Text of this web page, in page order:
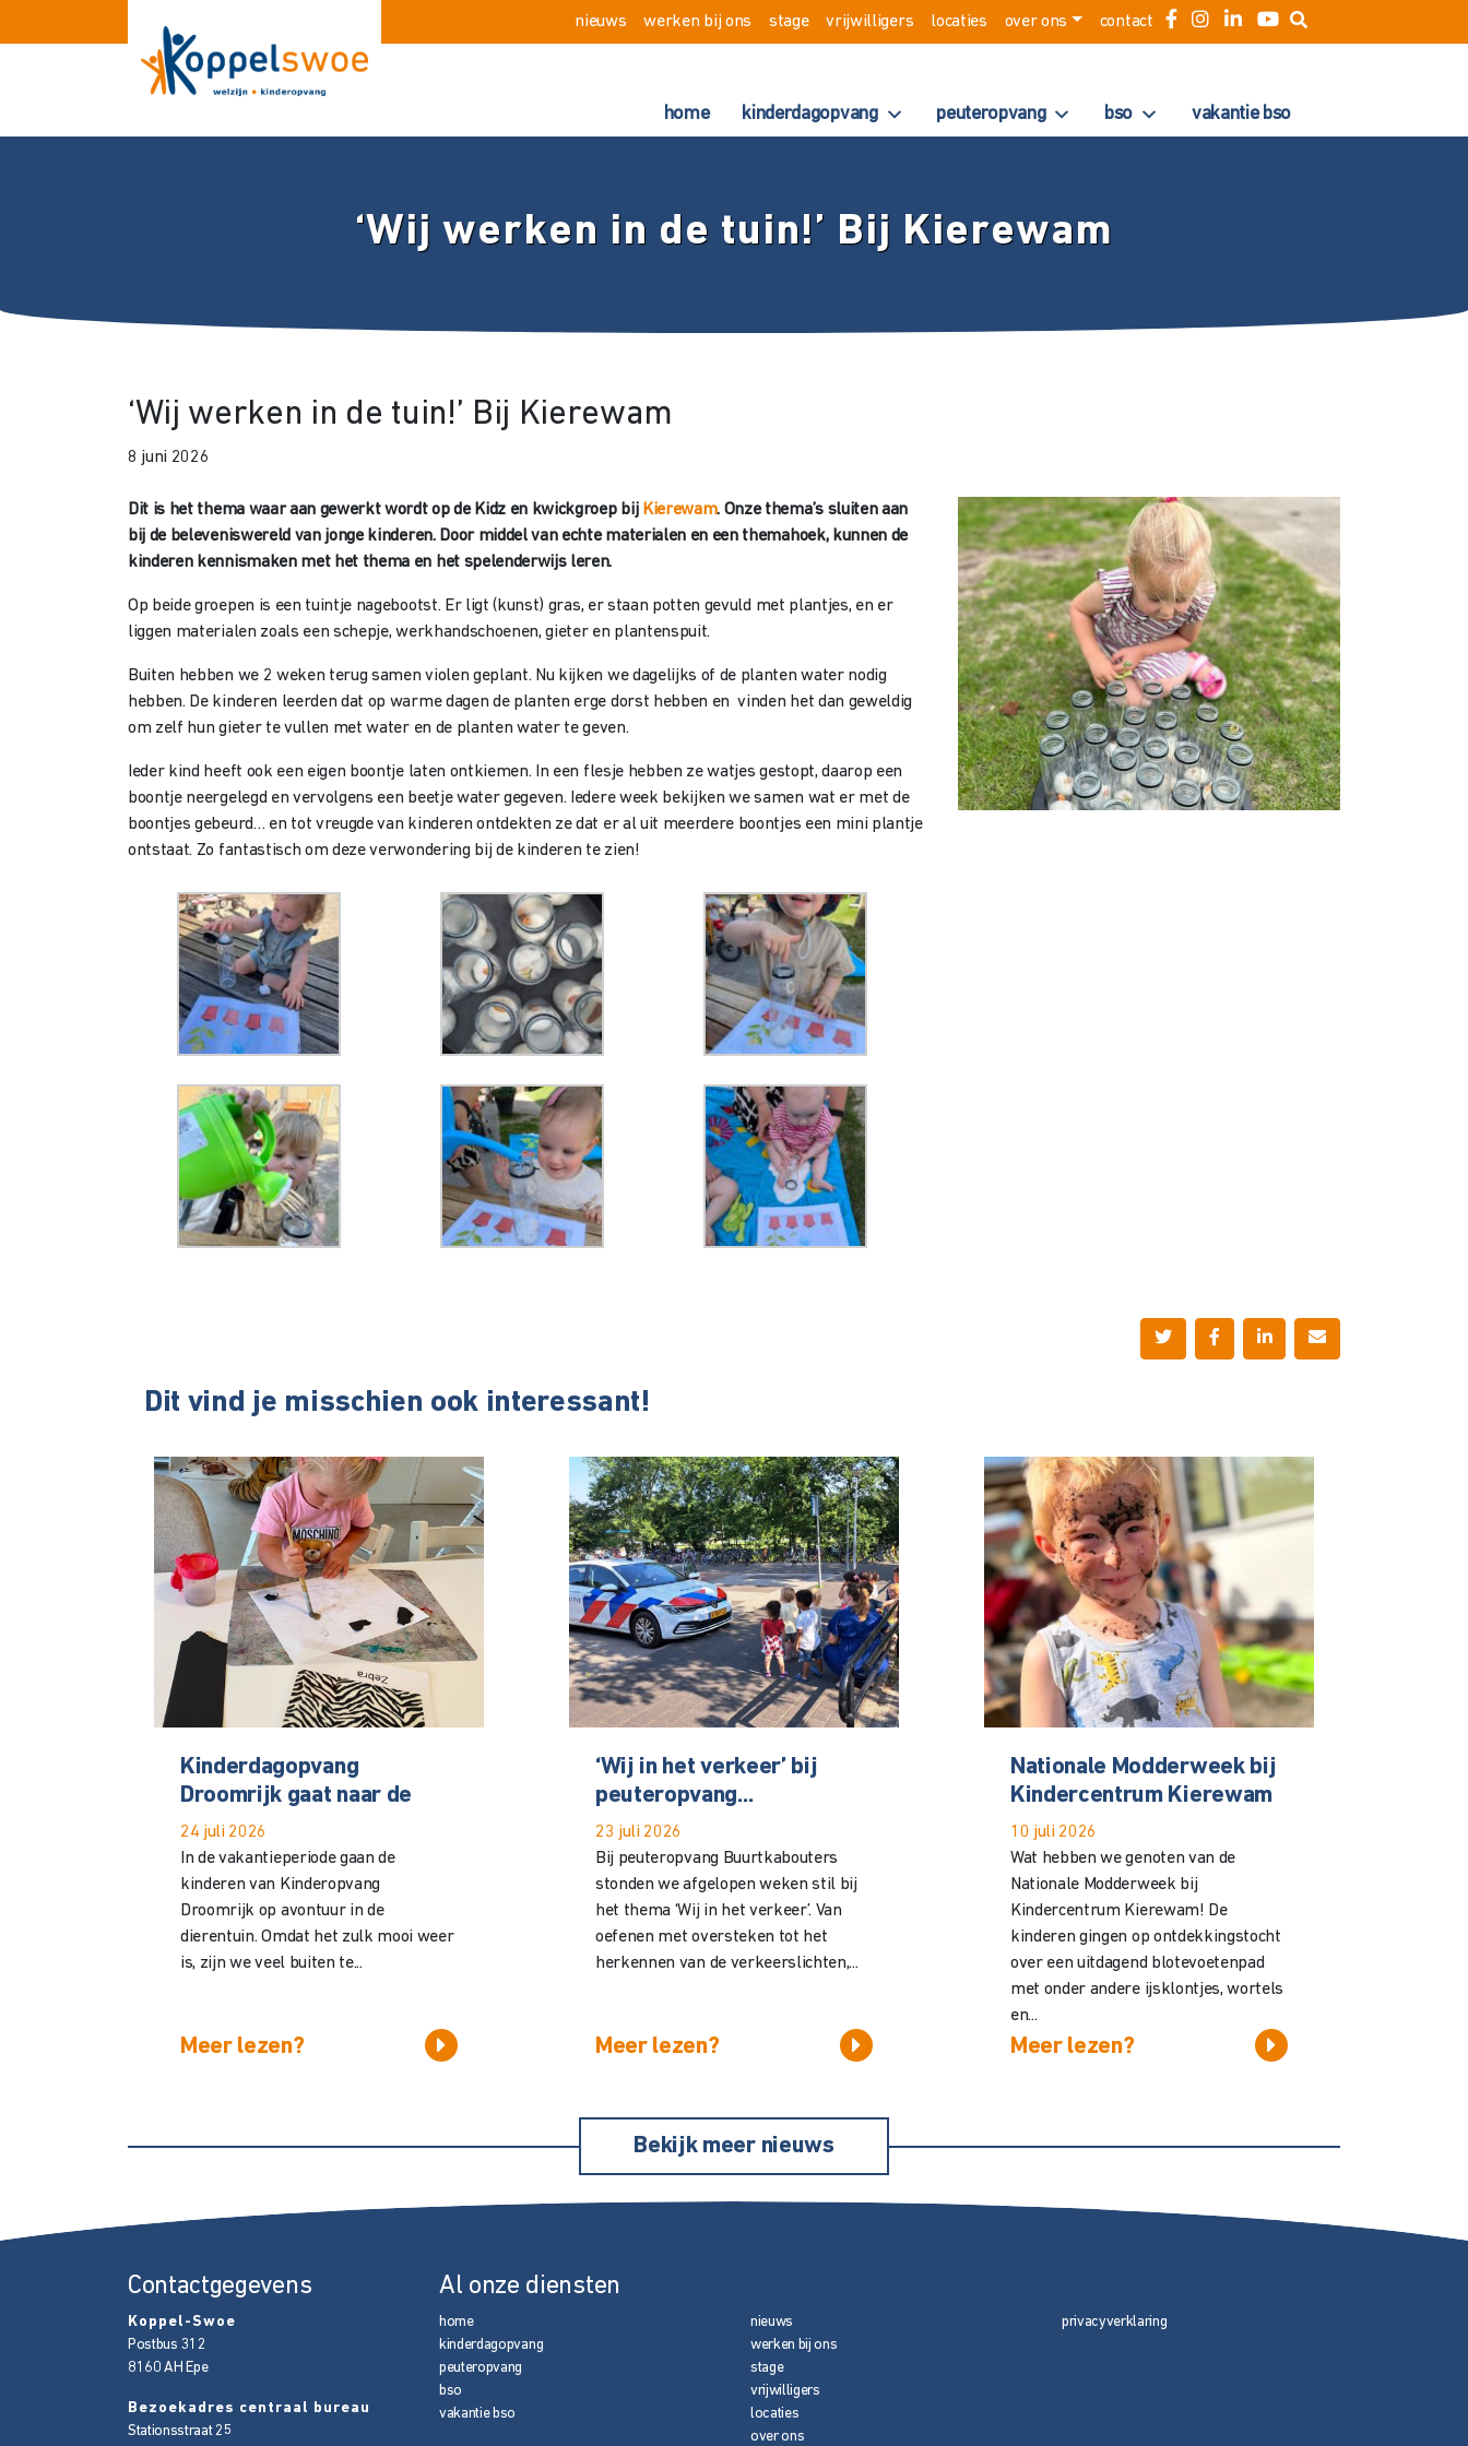
nieuws werken bij ons stage vrijwilligers locaties over ons contact
home kinderdagopvang peuteropvang bso vakantie bso
‘Wij werken in de tuin!’ Bij Kierewam
‘Wij werken in de tuin!’ Bij Kierewam
8 juni 2026
Dit is het thema waar aan gewerkt wordt op de Kidz en kwickgroep bij Kierewam. Onze thema’s sluiten aan
bij de beleveniswereld van jonge kinderen. Door middel van echte materialen en een themahoek, kunnen de
kinderen kennismaken met het thema en het spelenderwijs leren.
Op beide groepen is een tuintje nagebootst. Er ligt (kunst) gras, er staan potten gevuld met plantjes, en er
liggen materialen zoals een schepje, werkhandschoenen, gieter en plantenspuit.
Buiten hebben we 2 weken terug samen violen geplant. Nu kijken we dagelijks of de planten water nodig
hebben. De kinderen leerden dat op warme dagen de planten erge dorst hebben en vinden het dan geweldig
om zelf hun gieter te vullen met water en de planten water te geven.
Ieder kind heeft ook een eigen boontje laten ontkiemen. In een flesje hebben ze watjes gestopt, daarop een
boontje neergelegd en vervolgens een beetje water gegeven. Iedere week bekijken we samen wat er met de
boontjes gebeurd… en tot vreugde van kinderen ontdekten ze dat er al uit meerdere boontjes een mini plantje
ontstaat. Zo fantastisch om deze verwondering bij de kinderen te zien!
Dit vind je misschien ook interessant!
Kinderdagopvang
Droomrijk gaat naar de
24 juli 2026
In de vakantieperiode gaan de
kinderen van Kinderopvang
Droomrijk op avontuur in de
dierentuin. Omdat het zulk mooi weer
is, zijn we veel buiten te...
Meer lezen?
‘Wij in het verkeer’ bij
peuteropvang...
23 juli 2026
Bij peuteropvang Buurtkabouters
stonden we afgelopen weken stil bij
het thema ‘Wij in het verkeer’. Van
oefenen met oversteken tot het
herkennen van de verkeerslichten,...
Meer lezen?
Nationale Modderweek bij
Kindercentrum Kierewam
10 juli 2026
Wat hebben we genoten van de
Nationale Modderweek bij
Kindercentrum Kierewam! De
kinderen gingen op ontdekkingstocht
over een uitdagend blotevoetenpad
met onder andere ijsklontjes, wortels
en...
Meer lezen?
Bekijk meer nieuws
Contactgegevens
Koppel-Swoe
Postbus 312
8160 AH Epe
Bezoekadres centraal bureau
Stationsstraat 25
Al onze diensten
home
kinderdagopvang
peuteropvang
bso
vakantie bso
nieuws
werken bij ons
stage
vrijwilligers
locaties
over ons
privacyverklaring